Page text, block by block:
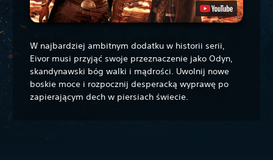
W najbardziej ambitnym dodatku w historii serii,
Eivor musi przyjąć swoje przeznaczenie jako Odyn,
skandynawski bóg walki i mądrości. Uwolnij nowe
boskie moce i rozpocznij desperacką wyprawę po
zapierającym dech w piersiach świecie.